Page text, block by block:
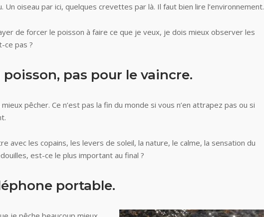
oiseau par ici, quelques crevettes par là. Il faut bien lire l’environnement.
de forcer le poisson à faire ce que je veux, je dois mieux observer les
ce pas ?
pas pour le vaincre.
pêcher. Ce n’est pas la fin du monde si vous n’en attrapez pas ou si
avec les copains, les levers de soleil, la nature, le calme, la sensation du
est-ce le plus important au final ?
portable.